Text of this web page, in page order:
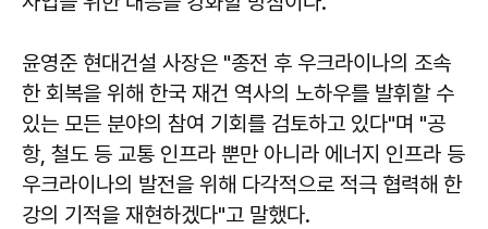
윤영준 현대건설 사장은 "종전 후 우크라이나의 조속
한 회복을 위해 한국 재건 역사의 노하우를 발휘할 수
있는 모든 분야의 참여 기회를 검토하고 있다"며 "공
항, 철도 등 교통 인프라 뿐만 아니라 에너지 인프라 등
우크라이나의 발전을 위해 다각적으로 적극 협력해 한
강의 기적을 재현하겠다"고 말했다.